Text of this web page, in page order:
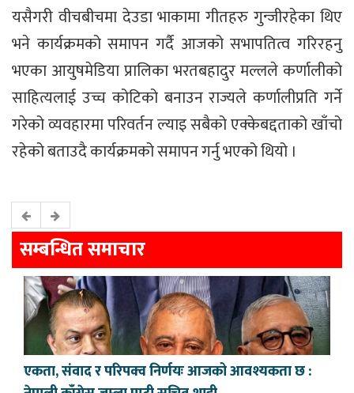
यसैगरी वीचबीचमा देउडा भाकामा गीतहरु गुन्जीरहेका थिए
भने कार्यक्रमको समापन गर्दै आजको सभापतित्व गरिरहनु
भएका आयुषमेडिया प्रालिका भरतबहादुर मल्लले कर्णालीको
साहित्यलाई उच्च कोटिको बनाउन राज्यले कर्णालीप्रति गर्ने
गरेको व्यवहारमा परिवर्तन ल्याइ सबैको एक्केबद्दताको खाँचो
रहेको बताउदै कार्यक्रमको समापन गर्नु भएको थियो ।
सम्बन्धित समाचार
एकता, संवाद र परिपक्व निर्णयः आजको आवश्यकता छ :